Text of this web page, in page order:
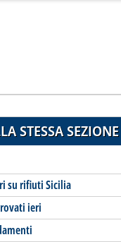
STESSA SEZIONE
su rifiuti Sicilia
ieri